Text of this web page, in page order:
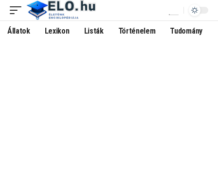
Állatok Lexikon Listák Történelem Tudomány